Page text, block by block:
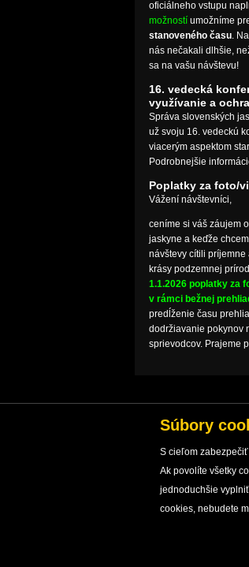
oficiálneho vstupu
možnostíumožníme
stanoveného času.
nás nečakali dlhšie,
sa na vašu návštevu!
16. vedecká
využívanie a
Správa slovenských
už svoju 16. vedeckú
viacerým aspektom
Podrobnejšie
Poplatky za foto/
Vážení návštevníci,
ceníme si váš záujem
jaskyne a keďže
návštevy cítili
krásy podzemnej
1.1.2026 poplatky za
v rámci bežnej
predĺženie času
dodržiavanie pokynov
sprievodcov. Prajeme
ÚVOD JASKYNE
Súbory
S cieľom
Ak povolíte všetky
jednoduchšie
cookies, nebudete